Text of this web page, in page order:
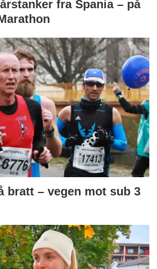
fra Spania – på
bratt – vegen mot sub 3